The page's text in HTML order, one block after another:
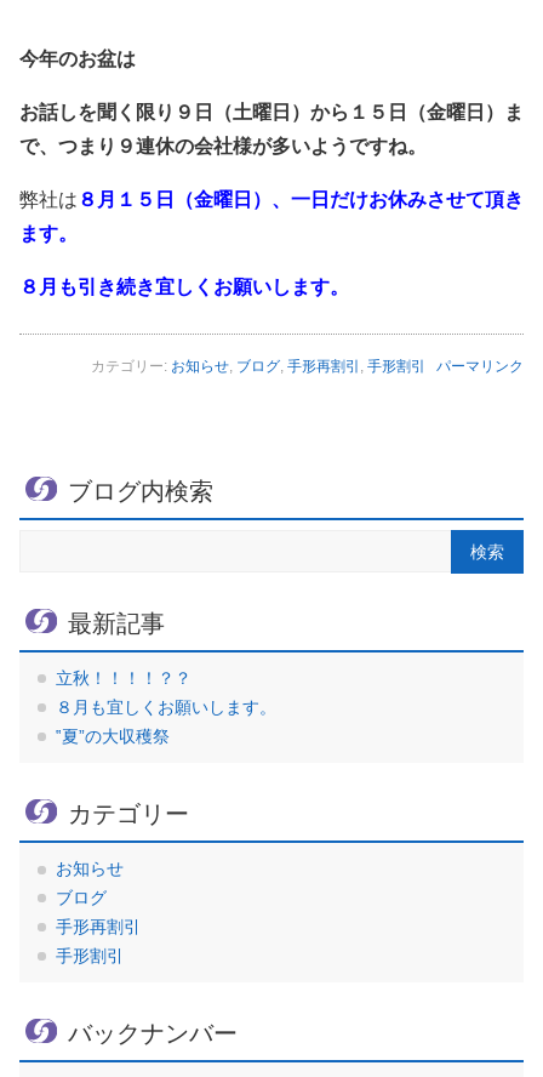
今年のお盆は
お話しを聞く限り９日（土曜日）から１５日（金曜日）ま
で、つまり９連休の会社様が多いようですね。
弊社は ８月１５日（金曜日）、一日だけお休みさせて頂き
ます。
８月も引き続き宜しくお願いします。
カテゴリー: お知らせ, ブログ, 手形再割引 , 手形割引 パーマリンク
ブログ内検索
最新記事
立秋！！！！？？
８月も宜しくお願いします。
‟夏”の大収穫祭
カテゴリー
お知らせ
ブログ
手形再割引
手形割引
バックナンバー